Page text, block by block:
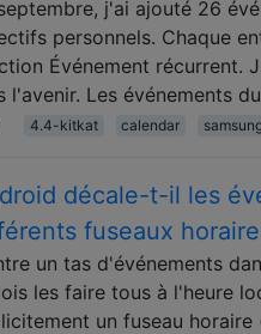
j'ai ajouté 26
personnels. Chaque
Événement récurrent.
l'avenir. Les événements
4.4-kitkat calendar
décale-t-il les
fuseaux
un tas d'événements
les faire tous à l'heure
un fuseau